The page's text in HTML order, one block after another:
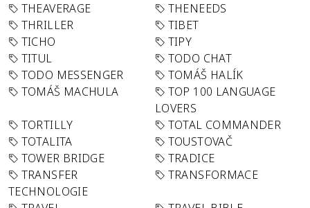
THEAVERAGE
THENEEDS
THRILLER
TIBET
TICHO
TIPY
TITUL
TODO CHAT
TODO MESSENGER
TOMÁŠ HALÍK
TOMÁŠ MACHULA
TOP 100 LANGUAGE
LOVERS
TORTILLY
TOTAL COMMANDER
TOTALITA
TOUSTOVAČ
TOWER BRIDGE
TRADICE
TRANSFER
TECHNOLOGIE
TRANSFORMACE